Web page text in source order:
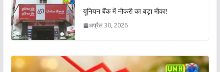
यूनियन बैंक में नौकरी का बड़ा मौका!
अप्रैल 30, 2026